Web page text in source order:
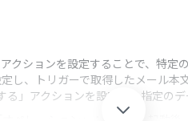
クションを設定することで、特定
、トリガーで取得したメール本
」アクションを設定し、指定の